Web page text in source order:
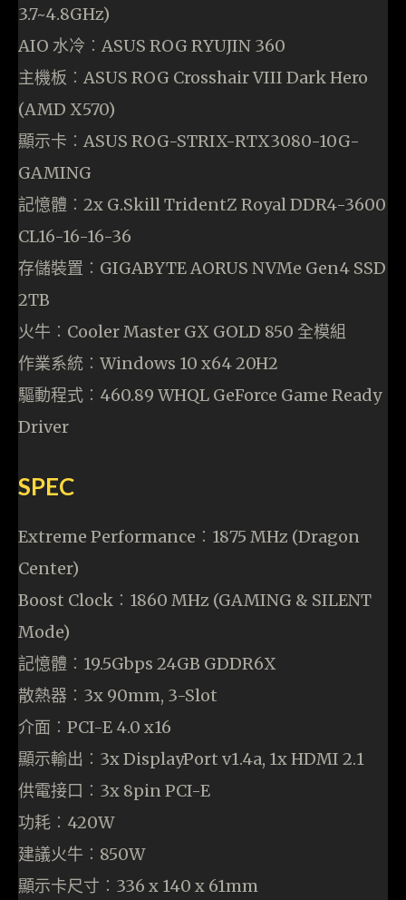
3.7~4.8GHz)
AIO 水冷︰ASUS ROG RYUJIN 360
主機板︰ASUS ROG Crosshair VIII Dark Hero
(AMD X570)
顯示卡︰ASUS ROG-STRIX-RTX3080-10G-
GAMING
記憶體︰2x G.Skill TridentZ Royal DDR4-3600
CL16-16-16-36
存儲裝置︰GIGABYTE AORUS NVMe Gen4 SSD
2TB
火牛︰Cooler Master GX GOLD 850 全模組
作業系統︰Windows 10 x64 20H2
驅動程式︰460.89 WHQL GeForce Game Ready
Driver
SPEC
Extreme Performance︰1875 MHz (Dragon
Center)
Boost Clock︰1860 MHz (GAMING & SILENT
Mode)
記憶體︰19.5Gbps 24GB GDDR6X
散熱器︰3x 90mm, 3-Slot
介面︰PCI-E 4.0 x16
顯示輸出︰3x DisplayPort v1.4a, 1x HDMI 2.1
供電接口︰3x 8pin PCI-E
功耗︰420W
建議火牛︰850W
顯示卡尺寸︰336 x 140 x 61mm